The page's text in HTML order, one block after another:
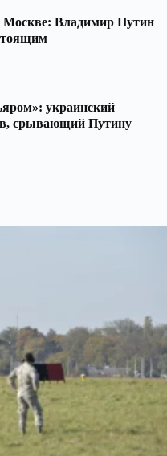
Владимир Путин
украинский
срывающий Путину